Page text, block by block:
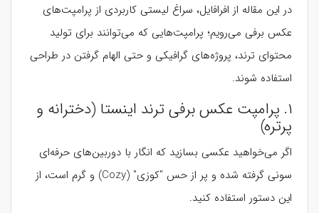
در این مقاله از افرافایل، سراغ لیستی کاربردی از پرامپت‌های
عکس برفی می‌رویم؛ پرامپت‌هایی که می‌توانند برای تولید
محتوای ترند، پروژه‌های گرافیکی و حتی الهام گرفتن در طراحی
استفاده شوند.
۱. پرامپت عکس برفی ترند اینستا (دخترانه و
پرتره)
اگر می‌خواهید عکسی بسازید که انگار با دوربین‌های حرفه‌ای
سونی گرفته شده و پر از حس "کوزی" (Cozy) و گرم است، از
این دستور استفاده کنید.